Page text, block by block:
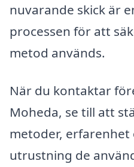
nuvarande skick är
processen för att
metod används.
När du kontaktar
Moheda, se till att
metoder, erfarenhet
utrustning de